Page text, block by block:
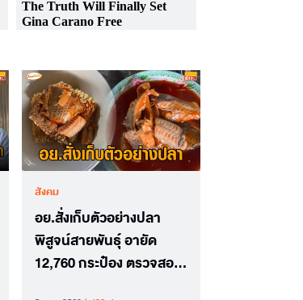
สังคม
อย.สั่งเก็บตัวอย่างปลา
พิสูจน์สายพันธุ์ อายัด
12,760 กระป๋อง ตรวจสอบ